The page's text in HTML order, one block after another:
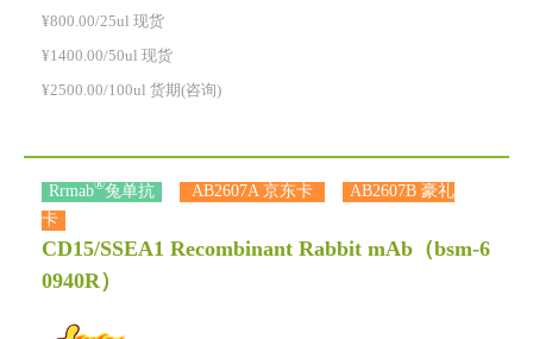
¥800.00/25ul 现货
¥1400.00/50ul 现货
¥2500.00/100ul 货期(咨询)
Rrmab®兔单抗 AB2607A 京东卡
AB2607B 豪礼
卡
CD15/SSEA1 Recombinant Rabbit mAb （bsm-6
0940R）